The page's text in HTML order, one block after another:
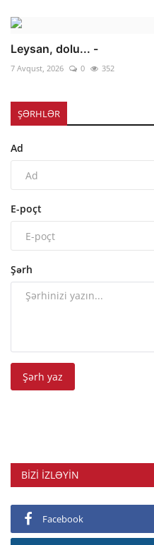
Leysan, dolu... -
7 Avqust, 2026 0 352
ŞƏRHLƏR
Ad
E-poçt
Şərh
Şərh yaz
BIZI IZLƏYIN
Facebook